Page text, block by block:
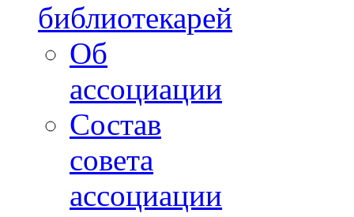
библиотекарей
Об
ассоциации
Состав
совета
ассоциации